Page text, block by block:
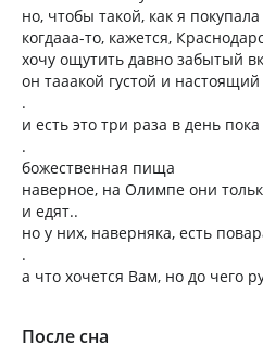
но, чтобы такой, как я покупала
когдааа-то, кажется,
хочу ощутить давно забытый
он тааакой густой и настоящий
.
и есть это три раза в день
.
божественная пища
наверное, на Олимпе они
и едят..
но у них, наверняка, есть
.
а что хочется Вам, но до чего
После сна